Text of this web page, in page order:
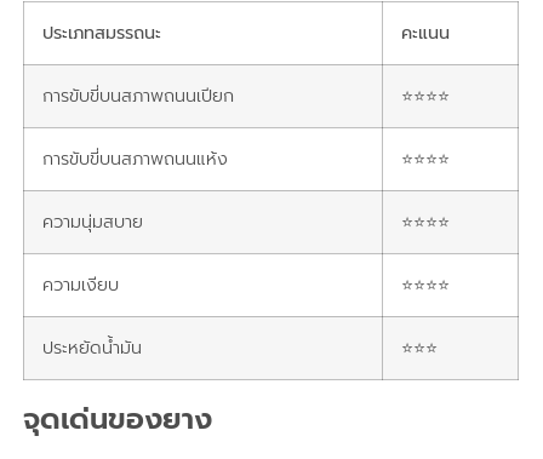
ประเภทสมรรถนะ คะแนน
การขับขี่บนสภาพถนนเปียก ⭐⭐⭐⭐
การขับขี่บนสภาพถนนแห้ง ⭐⭐⭐⭐
ความนุ่มสบาย ⭐⭐⭐⭐
ความเงียบ ⭐⭐⭐⭐
ประหยัดน้ำมัน ⭐⭐⭐
จุดเด่นของยาง